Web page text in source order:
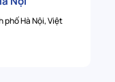
phố Hà Nội, Việt